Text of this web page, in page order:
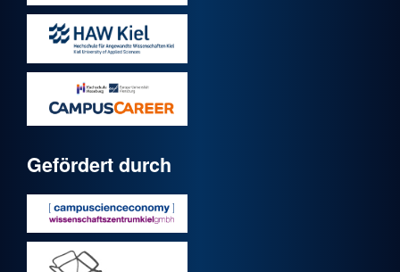
Gefördert durch